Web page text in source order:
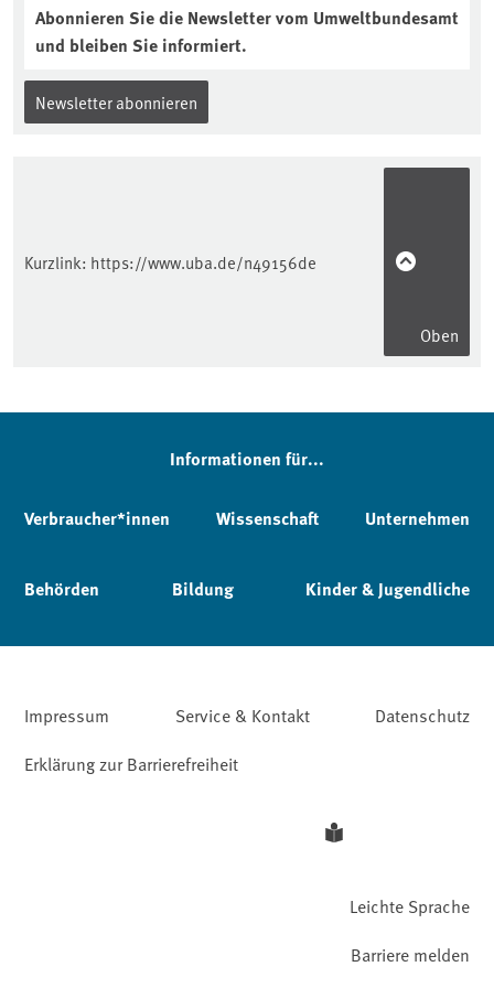
Abonnieren Sie die Newsletter vom Umweltbundesamt
und bleiben Sie informiert.
Newsletter abonnieren
Kurzlink: https://www.uba.de/n49156de
Oben
Informationen für...
Verbraucher*innen Wissenschaft Unternehmen
Behörden Bildung Kinder & Jugendliche
Impressum Service & Kontakt
Datenschutz
Erklärung zur Barrierefreiheit
Leichte Sprache
Barriere melden